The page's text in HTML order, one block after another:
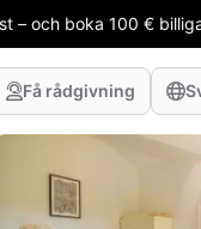
– och boka 100 €
Få rådgivning